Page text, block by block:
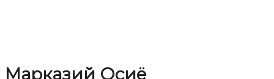
Марказий Осиё